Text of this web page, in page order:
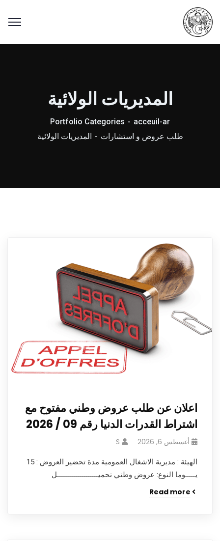
المديريات الولائية
acceuil-ar
Portfolio Categories
طلب عروض و استشارات
المديريات الولائية
اعلان عن طلب عروض وطني مفتوح مع
اشتراط القدرات الدنيا رقم 09 / 2026
أغسطس 6, 2026 S
الهيئة : مديرية الاشغال العمومية مدة تحضير العروض : 15
يـــــوما النوع: عروض وطني تحميـــــــــــــــــــــل
Read more